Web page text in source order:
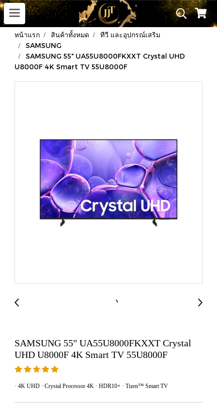
หน้าแรก สินค้าทั้งหมด
ทีวี และอุปกรณ์เสริม
SAMSUNG
SAMSUNG 55" UA55U8000FKXXT Crystal UHD
U8000F 4K Smart TV 55U8000F
SAMSUNG 55" UA55U8000FKXXT Crystal
UHD U8000F 4K Smart TV 55U8000F
· 4K UHD · Crystal Processor 4K · HDR10+ · Tizen™ Smart TV